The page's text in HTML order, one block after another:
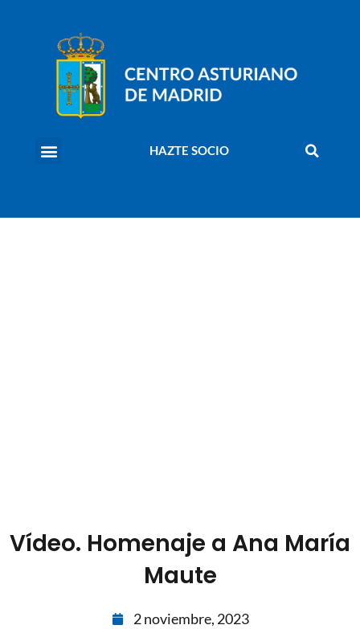
HAZTE SOCIO
Vídeo. Homenaje a Ana María
Maute
2 noviembre, 2023